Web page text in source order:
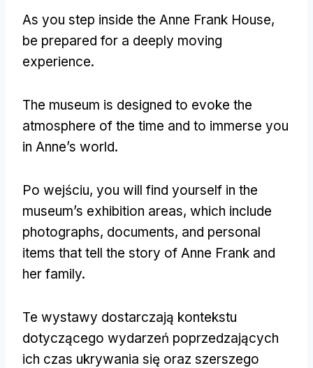
As you step inside the Anne Frank House,
be prepared for a deeply moving
experience.
The museum is designed to evoke the
atmosphere of the time and to immerse you
in Anne’s world.
Po wejściu, you will find yourself in the
museum’s exhibition areas, which include
photographs, documents, and personal
items that tell the story of Anne Frank and
her family.
Te wystawy dostarczają kontekstu
dotyczącego wydarzeń poprzedzających
ich czas ukrywania się oraz szerszego